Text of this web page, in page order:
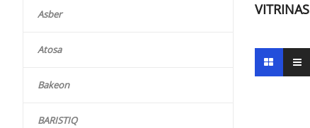
Asber
Atosa
Bakeon
BARISTIQ